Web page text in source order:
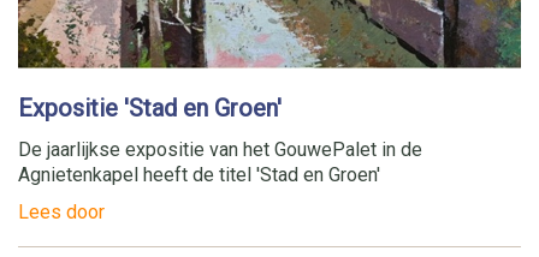
Expositie 'Stad en Groen'
De jaarlijkse expositie van het GouwePalet in de
Agnietenkapel heeft de titel 'Stad en Groen'
Lees door